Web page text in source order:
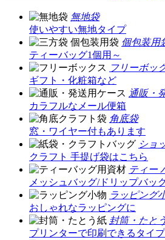
無地袋
使いやすい無地タイプ
個包装用
ティーバッグ1個用～
フリーボッ
ギフト・化粧箱など
通販・
カラフルなメール便箱
角底袋
窓・ワイヤー付もあります
ショ
クラフト 手提げ袋はこちら
ティー
メッシュバッグ/ドリップバッ
ラッピング
おしゃれなラッピングに
封筒・たと
プリンターで印刷できるタイ